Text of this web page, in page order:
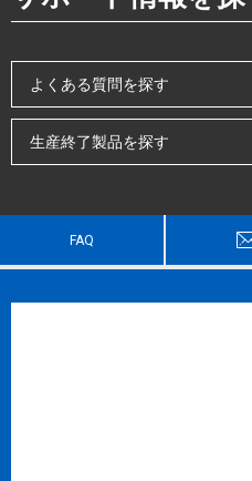
よくある質問を探す
生産終了製品を探す
FAQ